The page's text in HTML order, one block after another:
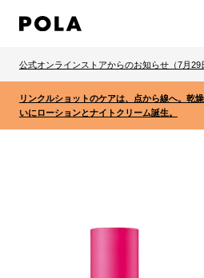
公式オンラインストアからのお知らせ（7月29
リンクルショットのケアは、点から線へ。乾
いにローションとナイトクリーム誕生。